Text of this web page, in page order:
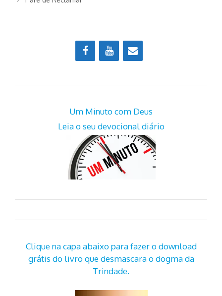
Um Minuto com Deus
Leia o seu devocional diário
Clique na capa abaixo para fazer o download
grátis do livro que desmascara o dogma da
Trindade.